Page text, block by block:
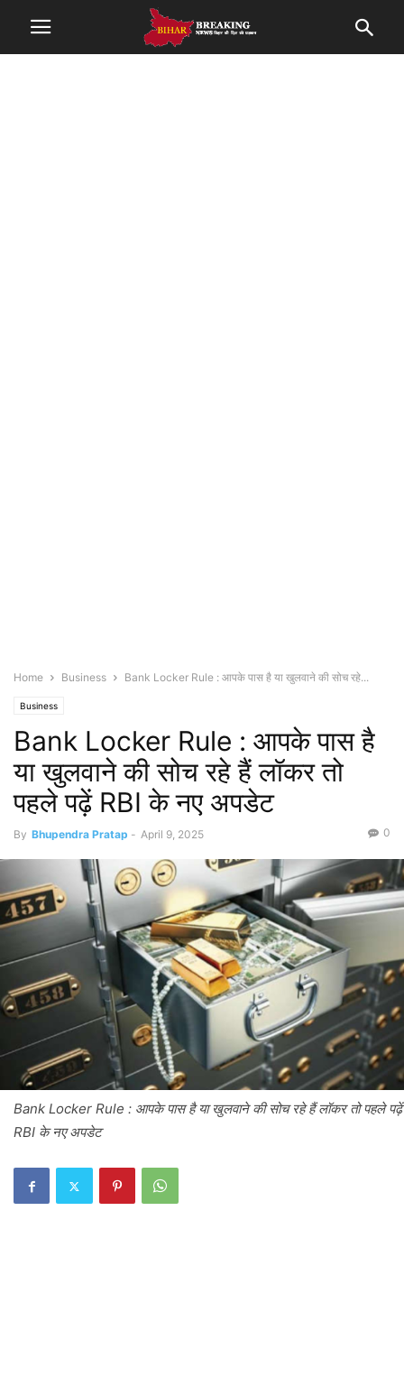
Home Business Bank Locker Rule : आपके पास है या खुलवाने की सोच रहे...
Business
Bank Locker Rule : आपके पास है
या खुलवाने की सोच रहे हैं लॉकर तो
पहले पढ़ें RBI के नए अपडेट
By Bhupendra Pratap - April 9, 2025 0
Bank Locker Rule : आपके पास है या खुलवाने की सोच रहे हैं लॉकर तो पहले पढ़ें
RBI के नए अपडेट